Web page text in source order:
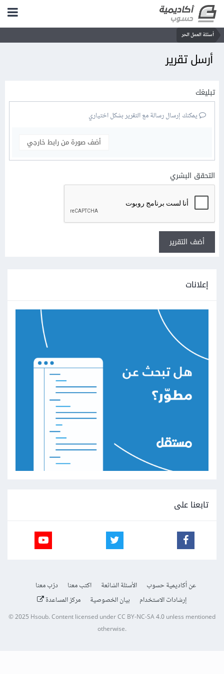
أسئلة العمل الحر
أرسل تقرير
تبليغك
يمكنك إرسال رسالة مع التقرير بشكل اختياري
أضف صورة من رابط خارجي
التحقق البشري
أضف التقرير
إعلانات
تابعنا على
عن أكاديمية حسوب الأسئلة الشائعة اكتب معنا
درّب معنا
إرشادات الاستخدام
بيان الخصوصية مركز المساعدة
© 2025 Hsoub.Content licensed underCC BY-NC-SA 4.0unless mentioned
otherwise.